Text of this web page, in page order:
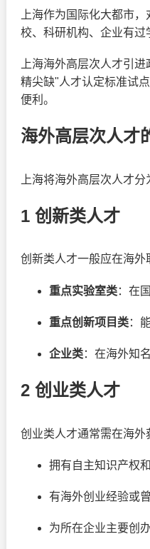
上海作为国际化大都市
校、科研机构、企业有过
上海海外高层次人才引进
精尖缺"人才认定标准试
便利。
海外高层次人才
上海将海外高层次人才
1 创新类人才
创新类人才一般应在海
重点实验室类：在
重点创新项目类：
企业类：在海外知
2 创业类人才
创业类人才通常需在海外
拥有自主知识产权
有海外创业经验或
为所在企业主要创